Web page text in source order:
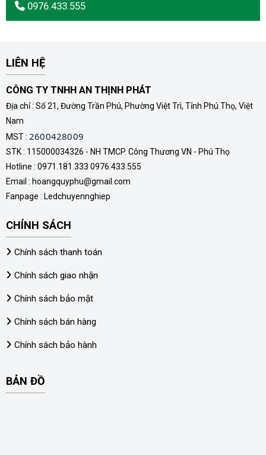
0976.433.555
LIÊN HỆ
CÔNG TY TNHH AN THỊNH PHÁT
Địa chỉ : Số 21, Đường Trần Phú, Phường Việt Trì, Tỉnh Phú Thọ, Việt
Nam
MST : 2600428009
STK : 115000034326 - NH TMCP. Công Thương VN - Phú Thọ
Hotline : 0971.181.333 0976.433.555
Email : hoangquyphu@gmail.com
Fanpage : Ledchuyennghiep
CHÍNH SÁCH
Chính sách thanh toán
Chính sách giao nhận
Chính sách bảo mật
Chính sách bán hàng
Chính sách bảo hành
BẢN ĐỒ